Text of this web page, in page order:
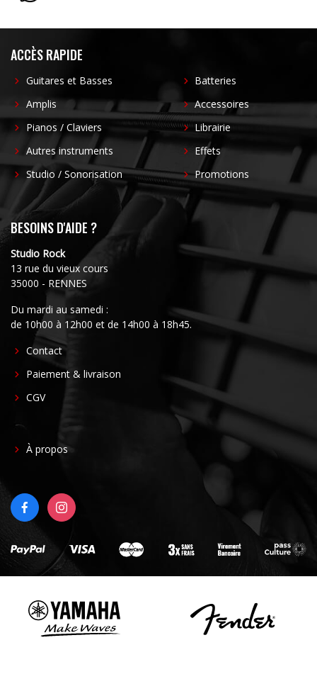
ACCÈS RAPIDE
Guitares et Basses
Amplis
Pianos / Claviers
Autres instruments
Studio / Sonorisation
Batteries
Accessoires
Librairie
Effets
Promotions
BESOINS D'AIDE ?
Studio Rock
13 rue du vieux cours
35000 - RENNES
Du mardi au samedi :
de 10h00 à 12h00 et de 14h00 à 18h45.
FOOTER
CENTER
Contact
Paiement & livraison
CGV
FOOTER
À propos
FACEBOOKINSTAGRAM